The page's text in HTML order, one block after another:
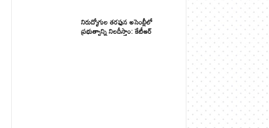
నిరుద్యోగుల తరఫున అసెంబ్లీలో
ప్రభుత్వాన్ని నిలదీస్తాం: కేటీఆర్